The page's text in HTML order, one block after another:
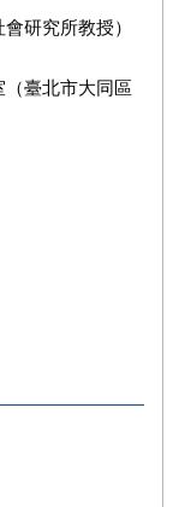
研究所教授）
臺北市大同區